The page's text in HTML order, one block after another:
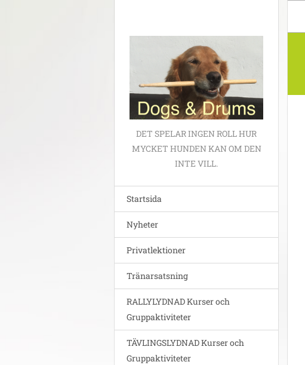
DET SPELAR INGEN ROLL HUR
MYCKET HUNDEN KAN OM DEN
INTE VILL.
Startsida
Nyheter
Privatlektioner
Tränarsatsning
RALLYLYDNAD Kurser och
Gruppaktiviteter
TÄVLINGSLYDNAD Kurser och
Gruppaktiviteter